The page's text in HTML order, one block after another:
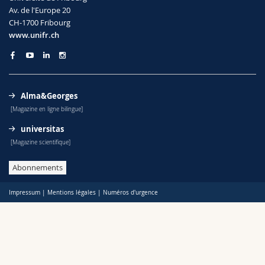
Sciences et médecine
Interfacultaire
Collaborateurs
Doctorants
Webmail
Programme des cours
MyUnifr
Av. de l'Europe 20
CH-1700 Fribourg
www.unifr.ch
Alma&Georges
[Magazine en ligne bilingue]
universitas
[Magazine scientifique]
Abonnements
Impressum | Mentions légales | Numéros d'urgence